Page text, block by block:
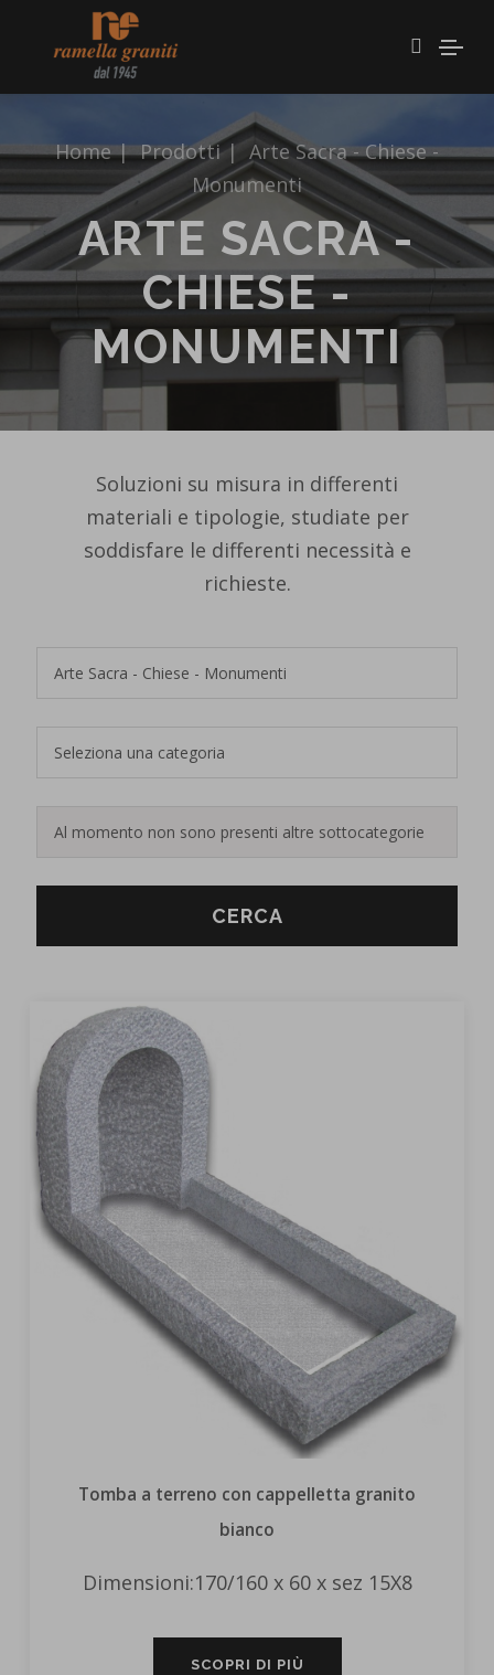
Home | Prodotti | Arte Sacra - Chiese -
Monumenti
ARTE SACRA -
CHIESE -
MONUMENTI
Soluzioni su misura in differenti
materiali e tipologie, studiate per
soddisfare le differenti necessità e
richieste.
CERCA
Tomba a terreno con cappelletta granito
bianco
Dimensioni:170/160 x 60 x sez 15X8
SCOPRI DI PIÙ